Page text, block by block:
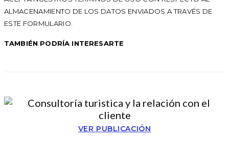
ALMACENAMIENTO DE LOS DATOS ENVIADOS A TRAVÉS DE
ESTE FORMULARIO.
TAMBIÉN PODRÍA INTERESARTE
VER PUBLICACIÓN